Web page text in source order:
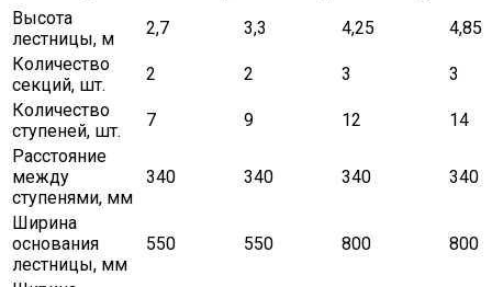
Высота
лестницы, м
2,7 3,3 4,25
4,85
Количество
секций, шт.
2 2 3
3
Количество
ступеней, шт.
7 9 12
14
Расстояние
между
ступенями, мм
340 340 340 340
Ширина
основания
лестницы, мм
550 550 800 800